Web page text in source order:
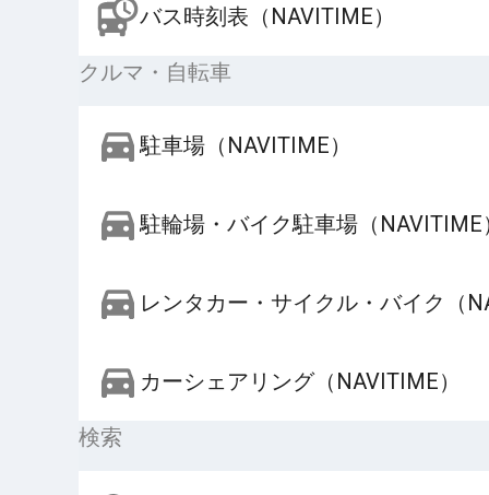
バス時刻表（NAVITIME）
クルマ・自転車
駐車場（NAVITIME）
駐輪場・バイク駐車場（NAVITIME
レンタカー・サイクル・バイク（
カーシェアリング（NAVITIME）
検索